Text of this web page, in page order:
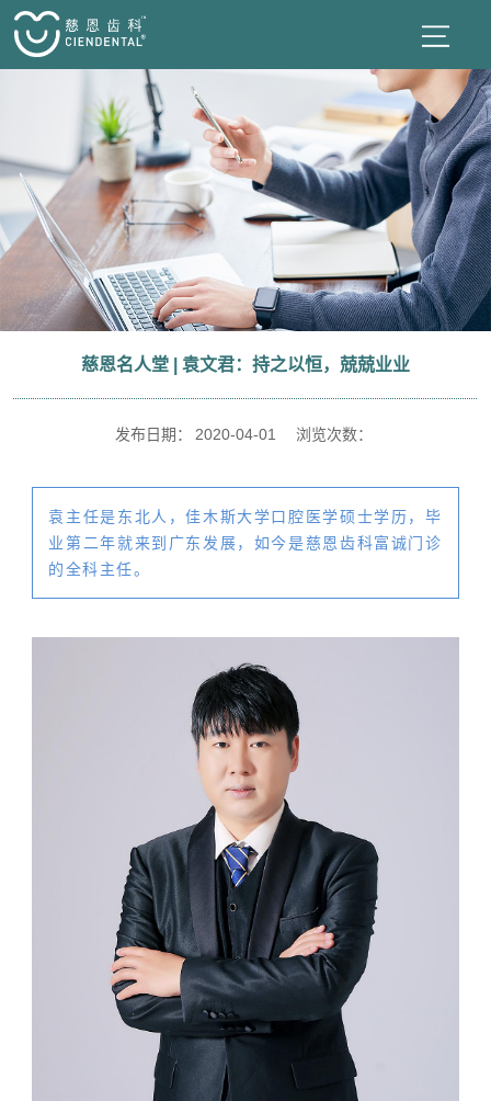
慈恩名人堂 | 袁文君：持之以恒，兢兢业业
发布日期： 2020-04-01 浏览次数：
袁主任是东北人，佳木斯大学口腔医学硕士学历，毕
业第二年就来到广东发展，如今是慈恩齿科富诚门诊
的全科主任。